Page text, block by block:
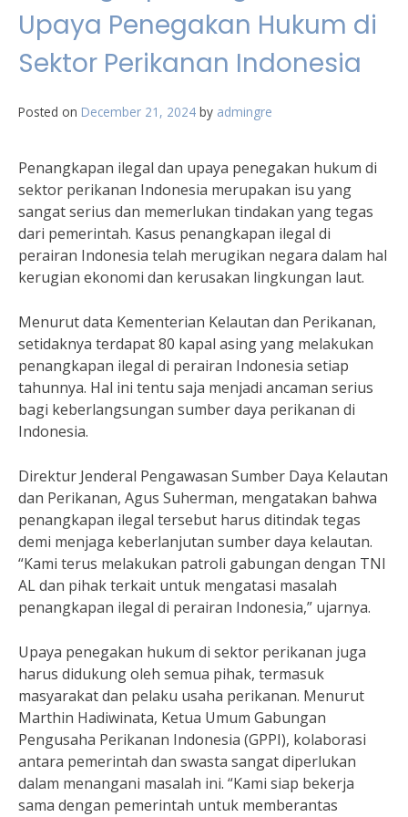
Upaya Penegakan Hukum di
Sektor Perikanan Indonesia
Posted on December 21, 2024 by admingre
Penangkapan ilegal dan upaya penegakan hukum di
sektor perikanan Indonesia merupakan isu yang
sangat serius dan memerlukan tindakan yang tegas
dari pemerintah. Kasus penangkapan ilegal di
perairan Indonesia telah merugikan negara dalam hal
kerugian ekonomi dan kerusakan lingkungan laut.
Menurut data Kementerian Kelautan dan Perikanan,
setidaknya terdapat 80 kapal asing yang melakukan
penangkapan ilegal di perairan Indonesia setiap
tahunnya. Hal ini tentu saja menjadi ancaman serius
bagi keberlangsungan sumber daya perikanan di
Indonesia.
Direktur Jenderal Pengawasan Sumber Daya Kelautan
dan Perikanan, Agus Suherman, mengatakan bahwa
penangkapan ilegal tersebut harus ditindak tegas
demi menjaga keberlanjutan sumber daya kelautan.
“Kami terus melakukan patroli gabungan dengan TNI
AL dan pihak terkait untuk mengatasi masalah
penangkapan ilegal di perairan Indonesia,” ujarnya.
Upaya penegakan hukum di sektor perikanan juga
harus didukung oleh semua pihak, termasuk
masyarakat dan pelaku usaha perikanan. Menurut
Marthin Hadiwinata, Ketua Umum Gabungan
Pengusaha Perikanan Indonesia (GPPI), kolaborasi
antara pemerintah dan swasta sangat diperlukan
dalam menangani masalah ini. “Kami siap bekerja
sama dengan pemerintah untuk memberantas